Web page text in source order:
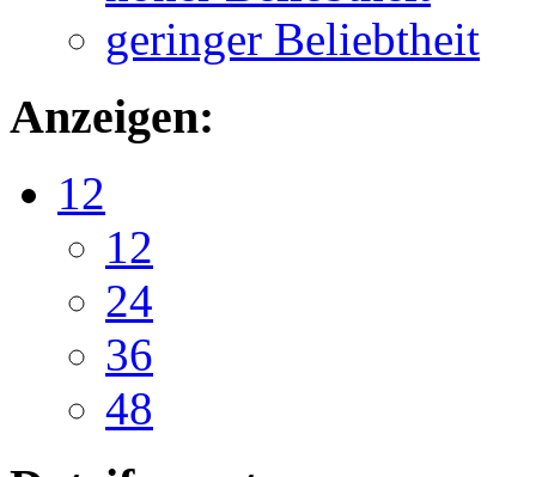
geringer Beliebtheit
Anzeigen:
12
12
24
36
48